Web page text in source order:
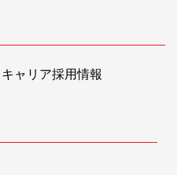
キャリア採用情報